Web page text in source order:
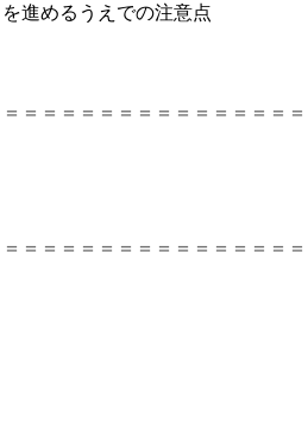
進めるうえでの注意点
＝＝＝＝＝＝＝＝＝＝＝＝＝＝
＝＝＝＝＝＝＝＝＝＝＝＝＝＝